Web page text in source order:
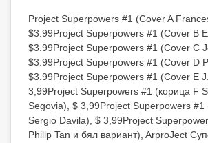
Project Superpowers #1 (Cover A
$3.99Project Superpowers #1 (Cover B
$3.99Project Superpowers #1 (Cover C
$3.99Project Superpowers #1 (Cover D
$3.99Project Superpowers #1 (Cover E
3,99Project Superpowers #1 (корица F
Segovia), $ 3,99Project Superpowers #1
Sergio Davila), $ 3,99Project
Philip Tan и бял вариант), ArproJect